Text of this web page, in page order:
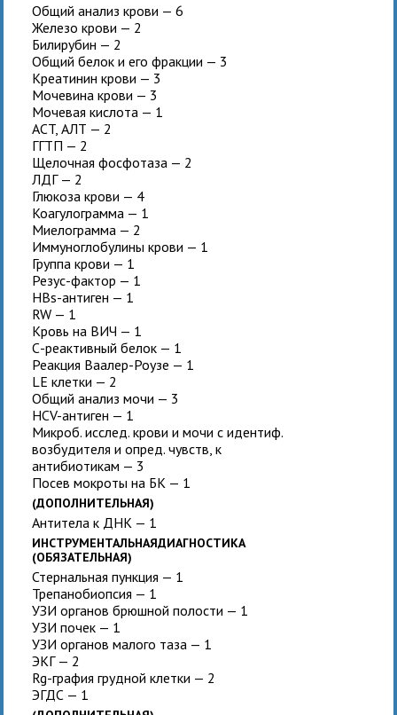
Общий анализ крови — 6
Железо крови — 2
Билирубин — 2
Общий белок и его фракции — 3
Креатинин крови — 3
Мочевина крови — 3
Мочевая кислота — 1
ACT, АЛТ — 2
ГГТП — 2
Щелочная фосфотаза — 2
ЛДГ — 2
Глюкоза крови — 4
Коагулограмма — 1
Миелограмма — 2
Иммуноглобулины крови — 1
Группа крови — 1
Резус-фактор — 1
HBs-антиген — 1
RW — 1
Кровь на ВИЧ — 1
С-реактивный белок — 1
Реакция Ваалер-Роузе — 1
LЕ клетки — 2
Общий анализ мочи — 3
HCV-антиген — 1
Микроб. исслед. крови и мочи с идентиф.
возбудителя и опред. чувств, к
антибиотикам — 3
Посев мокроты на БК — 1
(ДОПОЛНИТЕЛЬНАЯ)
Антитела к ДНК — 1
ИНСТРУМЕНТАЛЬНАЯДИАГНОСТИКА
(ОБЯЗАТЕЛЬНАЯ)
Стернальная пункция — 1
Трепанобиопсия — 1
УЗИ органов брюшной полости — 1
УЗИ почек — 1
УЗИ органов малого таза — 1
ЭКГ — 2
Rg-графия грудной клетки — 2
ЭГДС — 1